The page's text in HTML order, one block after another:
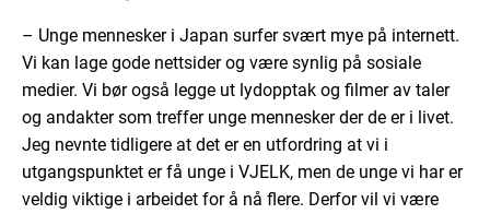
– Unge mennesker i Japan surfer svært mye på internett.
Vi kan lage gode nettsider og være synlig på sosiale
medier. Vi bør også legge ut lydopptak og filmer av taler
og andakter som treffer unge mennesker der de er i livet.
Jeg nevnte tidligere at det er en utfordring at vi i
utgangspunktet er få unge i VJELK, men de unge vi har er
veldig viktige i arbeidet for å nå flere. Derfor vil vi være